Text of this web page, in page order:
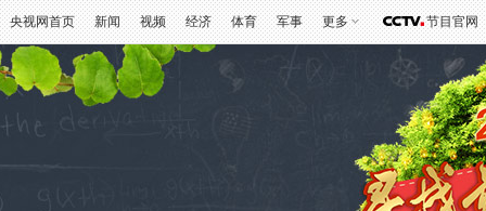
央视网首页 新闻 视频 经济 体育 军事 更多 节目官网